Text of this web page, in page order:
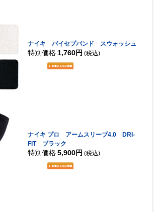
ナイキ バイセプバンド スウォッシュ
特別価格 1,760円 (税込)
ナイキ プロ アームスリーブ4.0 DRI-
FIT ブラック
特別価格 5,900円 (税込)